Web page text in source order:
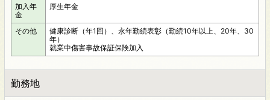
加入年
金
厚生年金
その他
健康診断（年1回）、永年勤続表彰（勤続10年以上、20年、30
年）
就業中傷害事故保証保険加入
勤務地